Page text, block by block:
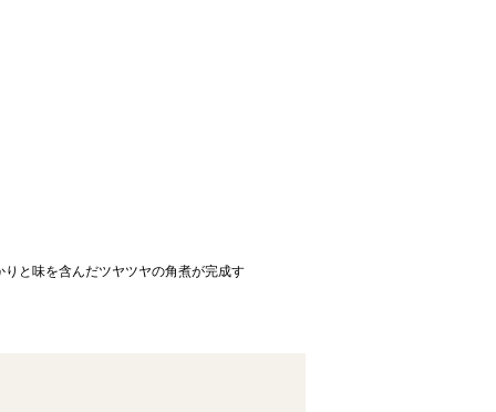
と味を含んだツヤツヤの角煮が完成す